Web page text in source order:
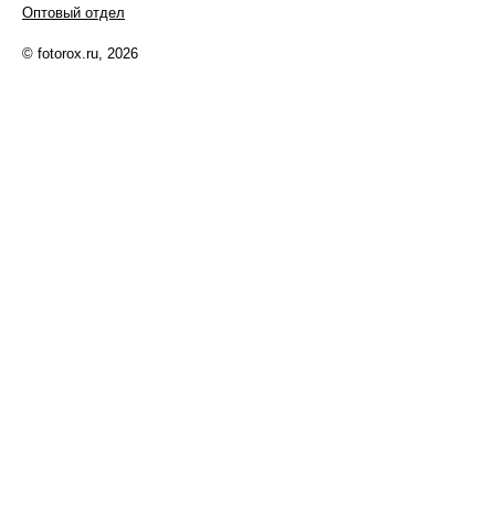
Оптовый отдел
© fotorox.ru, 2026